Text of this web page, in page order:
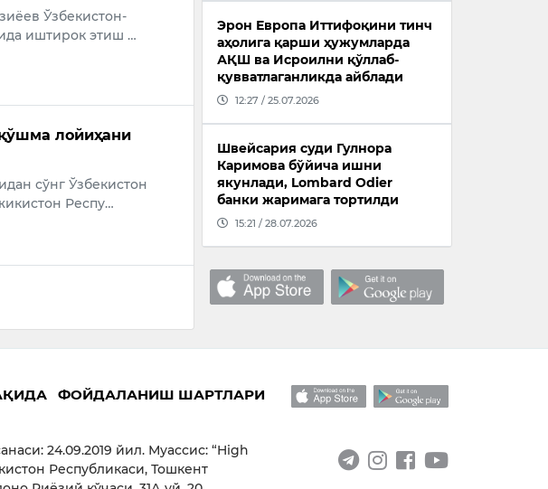
Ўзбекистон-
иштирок этиш …
лойиҳани
сўнг Ўзбекистон
Респу…
Эрон Европа Иттифоқини тинч
аҳолига қарши ҳужумларда
АҚШ ва Исроилни қўллаб-
қувватлаганликда айблади
12:27 / 25.07.2026
Швейсария суди Гулнора
Каримова бўйича ишни
якунлади, Lombard Odier
банки жаримага тортилди
15:21 / 28.07.2026
ФОЙДАЛАНИШ ШАРТЛАРИ
24.09.2019 йил. Муассис: “High
Республикаси, Тошкент